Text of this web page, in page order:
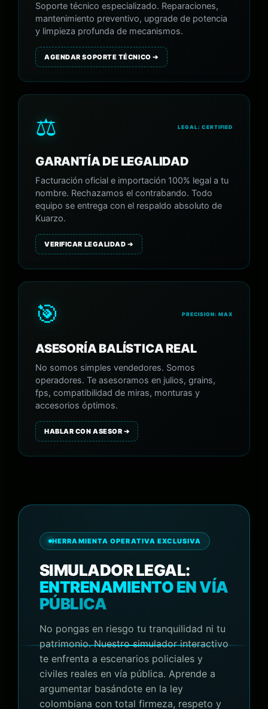
Soporte técnico especializado. Reparaciones,
mantenimiento preventivo, upgrade de potencia
y limpieza profunda de mecanismos.
AGENDAR SOPORTE TÉCNICO ➔
⚖️ LEGAL: CERTIFIED
GARANTÍA DE LEGALIDAD
Facturación oficial e importación 100% legal a tu
nombre. Rechazamos el contrabando. Todo
equipo se entrega con el respaldo absoluto de
Kuarzo.
VERIFICAR LEGALIDAD ➔
🎯 PRECISION: MAX
ASESORÍA BALÍSTICA REAL
No somos simples vendedores. Somos
operadores. Te asesoramos en julios, grains,
fps, compatibilidad de miras, monturas y
accesorios óptimos.
HABLAR CON ASESOR ➔
HERRAMIENTA OPERATIVA EXCLUSIVA
SIMULADOR LEGAL:
ENTRENAMIENTO EN VÍA
PÚBLICA
No pongas en riesgo tu tranquilidad ni tu
patrimonio. Nuestro simulador interactivo
te enfrenta a escenarios policiales y
civiles reales en vía pública. Aprende a
argumentar basándote en la ley
colombiana con total firmeza, respeto y